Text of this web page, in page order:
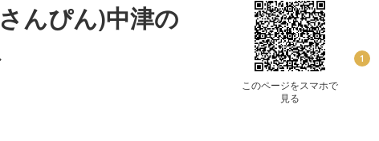
んぴん)中津の
このページをスマホで
見る
1